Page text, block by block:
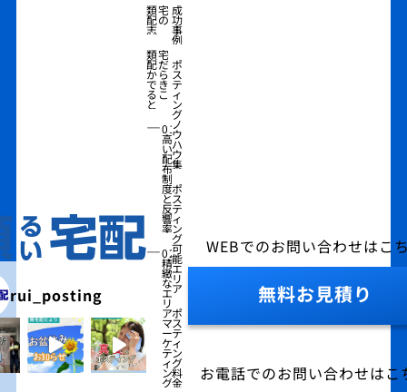
rui_posting
類宅
配の
志
類宅
配だ
から
でき
るこ
と
―01
高
い
配
布
制
度
と
反
響
率
―02
精
緻
な
エ
リ
ア
マ
ー
ケ
テ
ィ
ン
グ
成
功
事
例
ポ
ス
テ
ィ
ン
グ
ノ
ウ
ハ
ウ
集
ポ
ス
テ
ィ
ン
グ
可
能
エ
リ
ア
ポ
ス
テ
ィ
ン
グ
料
金
WEBでのお問い合わせはこ
無料お見積り
お電話でのお問い合わせはこ